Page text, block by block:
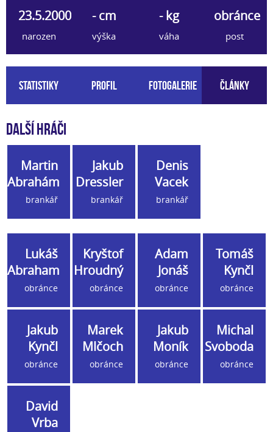
23.5.2000
narozen
- cm
výška
- kg
váha
obránce
post
Statistiky Profil Fotogalerie Články
Další hráči
Martin
Abrahám
brankář
Jakub
Dressler
brankář
Denis
Vacek
brankář
Lukáš
Abraham
obránce
Kryštof
Hroudný
obránce
Adam
Jonáš
obránce
Tomáš
Kynčl
obránce
Jakub
Kynčl
obránce
Marek
Mlčoch
obránce
Jakub
Moník
obránce
Michal
Svoboda
obránce
David
Vrba